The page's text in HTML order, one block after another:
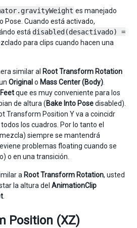
es manejado
Pose. Cuando está activado,
está disabled(desactivado) =
para clips cuando hacen una
similar al Root Transform Rotation
Original o Mass Center (Body)
Feetque es muy conveniente para los
de altura (Bake Into Posedisabled).
Transform Position Y va a coincidr
los cuadros. Por lo tanto el
siempre se mantendrá
problemas floating cuando se
o en una transición.
a Root Transform Rotation, usted
la altura del AnimationClip
Position (XZ)